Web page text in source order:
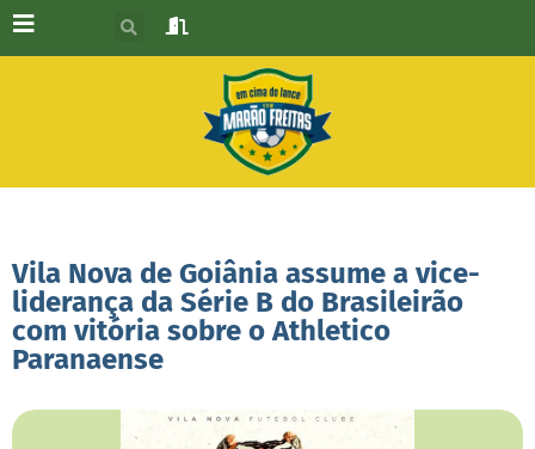
Vila Nova de Goiânia assume a vice-
liderança da Série B do Brasileirão
com vitória sobre o Athletico
Paranaense